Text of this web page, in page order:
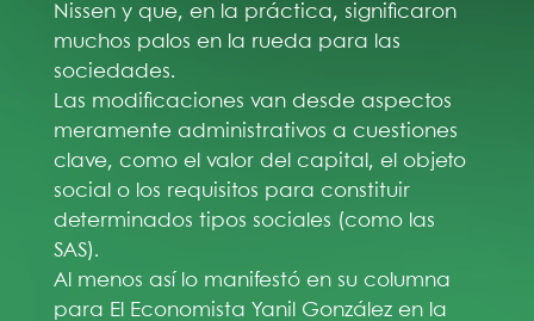
Nissen y que, en la práctica, significaron
muchos palos en la rueda para las
sociedades.
Las modificaciones van desde aspectos
meramente administrativos a cuestiones
clave, como el valor del capital, el objeto
social o los requisitos para constituir
determinados tipos sociales (como las
SAS).
Al menos así lo manifestó en su columna
para El Economista Yanil González en la